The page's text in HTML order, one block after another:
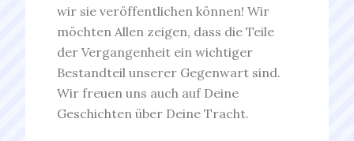
wir sie veröffentlichen können! Wir
möchten Allen zeigen, dass die Teile
der Vergangenheit ein wichtiger
Bestandteil unserer Gegenwart sind.
Wir freuen uns auch auf Deine
Geschichten über Deine Tracht.